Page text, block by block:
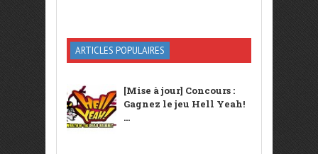
ARTICLES POPULAIRES
[Mise à jour] Concours :
Gagnez le jeu Hell Yeah!
...